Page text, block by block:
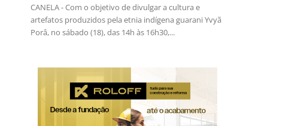
CANELA - Com o objetivo de divulgar a cultura e
artefatos produzidos pela etnia indígena guarani Yvyã
Porâ, no sábado (18), das 14h às 16h30,...